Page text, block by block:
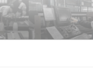
・強化ガラス製品・装飾アク
・施工